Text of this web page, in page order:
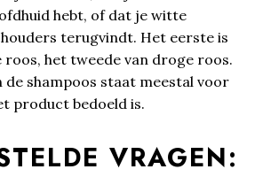
hebt, of dat je witte
terugvindt. Het eerste is
roos, het tweede van droge roos.
de shampoos staat meestal voor
product bedoeld is.
VRAGEN: